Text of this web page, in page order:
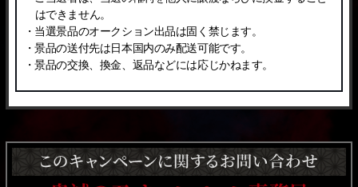
はできません。
・当選景品のオークション出品は固く禁じます。
・景品の送付先は日本国内のみ配送可能です。
・景品の交換、換金、返品などには応じかねます。